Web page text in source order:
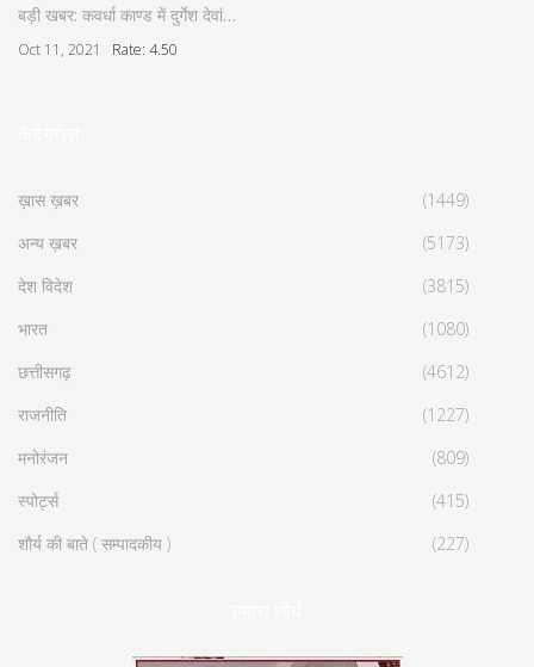
बड़ी खबर: कवर्धा काण्ड में दुर्गेश देवां…
Oct 11, 2021 Rate: 4.50
ख़ास ख़बर
(1449)
अन्य ख़बर
(5173)
देश विदेश
(3815)
भारत
(1080)
छत्तीसगढ़
(4612)
राजनीति
(1227)
मनोरंजन
(809)
स्पोर्ट्स
(415)
शौर्य की बाते ( सम्पादकीय )
(227)